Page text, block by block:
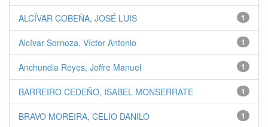
1
ALCÍVAR COBEÑA, JOSÉ LUIS
1
Alcívar Sornoza, Víctor Antonio
1
Anchundia Reyes, Joffre Manuel
1
BARREIRO CEDEÑO, ISABEL MONSERRATE
1
BRAVO MOREIRA, CELIO DANILO